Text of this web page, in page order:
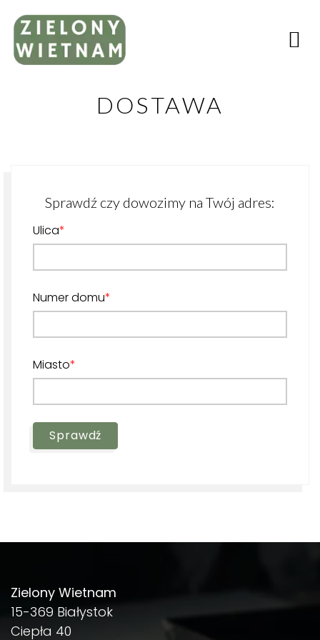
DOSTAWA
Sprawdź czy dowozimy na Twój adres:
Ulica
Numer domu
Miasto
Sprawdź
Zielony Wietnam
15-369 Białystok
Ciepła 40